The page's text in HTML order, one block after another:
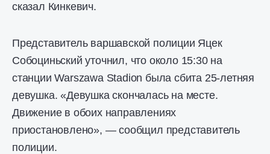
сказал Кинкевич.
Представитель варшавской полиции Яцек
Собоциньский уточнил, что около 15:30 на
станции Warszawa Stadion была сбита 25-летняя
девушка. «Девушка скончалась на месте.
Движение в обоих направлениях
приостановлено», — сообщил представитель
полиции.